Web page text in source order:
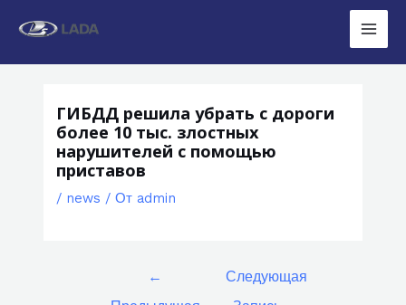
Main
ГИБДД решила убрать с дороги
более 10 тыс. злостных
нарушителей с помощью
приставов
/ news / От admin
←
Следующая